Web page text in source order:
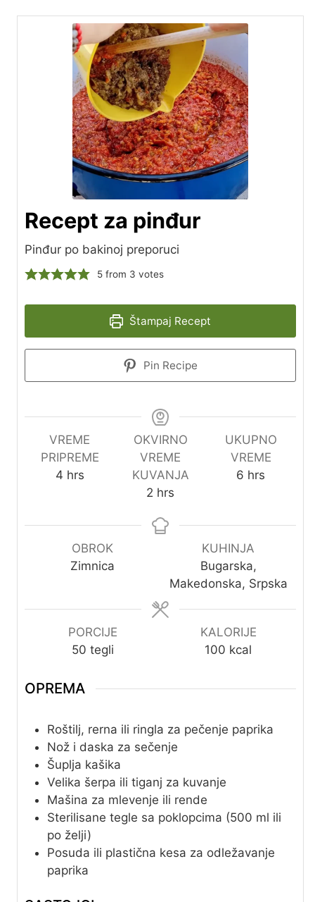
Recept za pinđur
Pinđur po bakinoj preporuci
5 from 3 votes
Štampaj Recept
Pin Recipe
VREME
PRIPREME
4 hrs
OKVIRNO
VREME
KUVANJA
2 hrs
UKUPNO
VREME
6 hrs
OBROK
Zimnica
KUHINJA
Bugarska,
Makedonska, Srpska
PORCIJE
50 tegli
KALORIJE
100 kcal
OPREMA
Roštilj, rerna ili ringla za pečenje paprika
Nož i daska za sečenje
Šuplja kašika
Velika šerpa ili tiganj za kuvanje
Mašina za mlevenje ili rende
Sterilisane tegle sa poklopcima (500 ml ili
po želji)
Posuda ili plastična kesa za odležavanje
paprika